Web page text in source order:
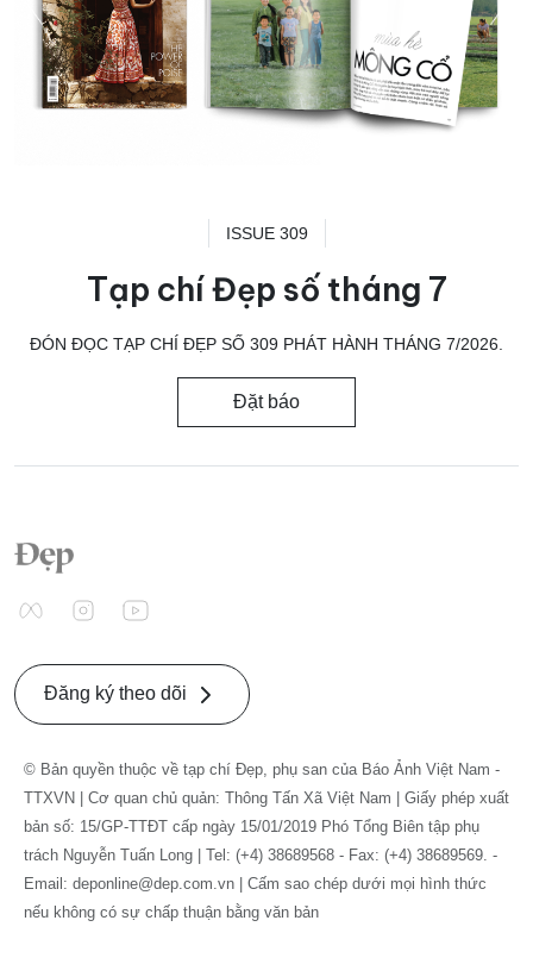
ISSUE 309
Tạp chí Đẹp số tháng 7
ĐÓN ĐỌC TẠP CHÍ ĐẸP SỐ 309 PHÁT HÀNH THÁNG 7/2026.
Đặt báo
Đăng ký theo dõi
© Bản quyền thuộc về tạp chí Đẹp, phụ san của Báo Ảnh Việt Nam -
TTXVN | Cơ quan chủ quản: Thông Tấn Xã Việt Nam | Giấy phép xuất
bản số: 15/GP-TTĐT cấp ngày 15/01/2019 Phó Tổng Biên tập phụ
trách Nguyễn Tuấn Long | Tel: (+4) 38689568 - Fax: (+4) 38689569. -
Email: deponline@dep.com.vn | Cấm sao chép dưới mọi hình thức
nếu không có sự chấp thuận bằng văn bản